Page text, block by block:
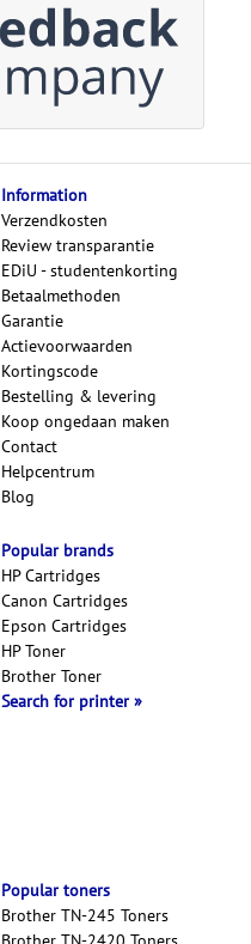
Information
Verzendkosten
Review transparantie
EDiU - studentenkorting
Betaalmethoden
Garantie
Actievoorwaarden
Kortingscode
Bestelling & levering
Koop ongedaan maken
Contact
Helpcentrum
Blog
Popular toners
Brother TN-245 Toners
Popular brands
HP Cartridges
Canon Cartridges
Epson Cartridges
HP Toner
Brother Toner
Search for printer